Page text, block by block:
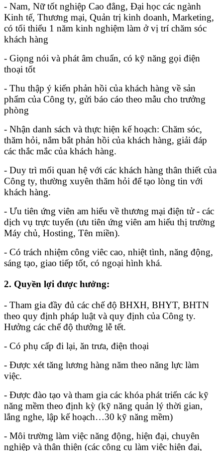
- Nam, Nữ tốt nghiệp Cao đẳng, Đại học các ngành
Kinh tế, Thương mại, Quản trị kinh doanh, Marketing,
có tối thiểu 1 năm kinh nghiệm làm ở vị trí chăm sóc
khách hàng
- Giọng nói và phát âm chuẩn, có kỹ năng gọi điện
thoại tốt
- Thu thập ý kiến phản hồi của khách hàng về sản
phẩm của Công ty, gửi báo cáo theo mẫu cho trưởng
phòng
- Nhận danh sách và thực hiện kế hoạch: Chăm sóc,
thăm hỏi, nắm bắt phản hồi của khách hàng, giải đáp
các thắc mắc của khách hàng.
- Duy trì mối quan hệ với các khách hàng thân thiết của
Công ty, thường xuyên thăm hỏi để tạo lòng tin với
khách hàng.
- Ưu tiên ứng viên am hiểu về thương mại điện tử - các
dịch vụ trực tuyến (ưu tiên ứng viên am hiểu thị trường
Máy chủ, Hosting, Tên miền).
- Có trách nhiệm công viêc cao, nhiệt tình, năng động,
sáng tạo, giao tiếp tốt, có ngoại hình khá.
2. Quyền lợi được hưởng:
- Tham gia đầy đủ các chế độ BHXH, BHYT, BHTN
theo quy định pháp luật và quy định của Công ty.
Hưởng các chế độ thưởng lễ tết.
- Có phụ cấp đi lại, ăn trưa, điện thoại
- Được xét tăng lương hàng năm theo năng lực làm
việc.
- Được đào tạo và tham gia các khóa phát triển các kỹ
năng mềm theo định kỳ (kỹ năng quản lý thời gian,
lắng nghe, lập kế hoạch…30 kỹ năng mềm)
- Môi trường làm việc năng động, hiện đại, chuyên
nghiệp và thân thiện (các công cụ làm việc hiện đại,